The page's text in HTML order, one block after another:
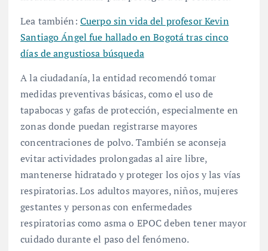
Lea también: Cuerpo sin vida del profesor Kevin
Santiago Ángel fue hallado en Bogotá tras cinco
días de angustiosa búsqueda
A la ciudadanía, la entidad recomendó tomar
medidas preventivas básicas, como el uso de
tapabocas y gafas de protección, especialmente en
zonas donde puedan registrarse mayores
concentraciones de polvo. También se aconseja
evitar actividades prolongadas al aire libre,
mantenerse hidratado y proteger los ojos y las vías
respiratorias. Los adultos mayores, niños, mujeres
gestantes y personas con enfermedades
respiratorias como asma o EPOC deben tener mayor
cuidado durante el paso del fenómeno.